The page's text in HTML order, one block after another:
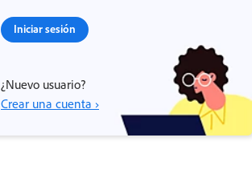
Iniciar sesión
¿Nuevo usuario?
Crear una cuenta ›